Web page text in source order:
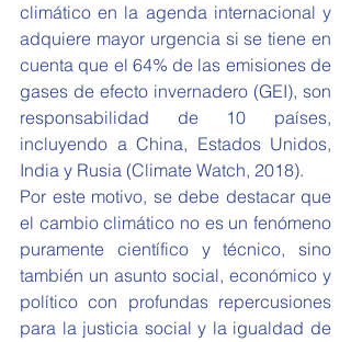
climático en la agenda internacional y
adquiere mayor urgencia si se tiene en
cuenta que el 64% de las emisiones de
gases de efecto invernadero (GEI), son
responsabilidad de 10 países,
incluyendo a China, Estados Unidos,
India y Rusia (Climate Watch, 2018).
Por este motivo, se debe destacar que
el cambio climático no es un fenómeno
puramente científico y técnico, sino
también un asunto social, económico y
político con profundas repercusiones
para la justicia social y la igualdad de